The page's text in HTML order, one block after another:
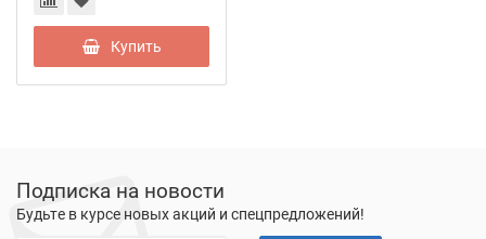
Купить
Подписка на новости
Будьте в курсе новых акций и спецпредложений!